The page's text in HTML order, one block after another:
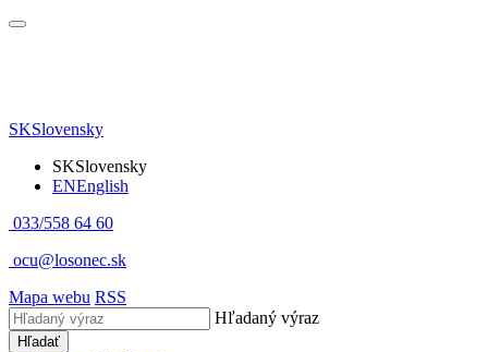
SKSlovensky
SKSlovensky
ENEnglish
033/558 64 60
ocu@losonec.sk
Mapa webu RSS
Hľadaný výraz
Hľadať